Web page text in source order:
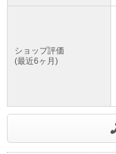
ショップ評価
(最近6ヶ月)